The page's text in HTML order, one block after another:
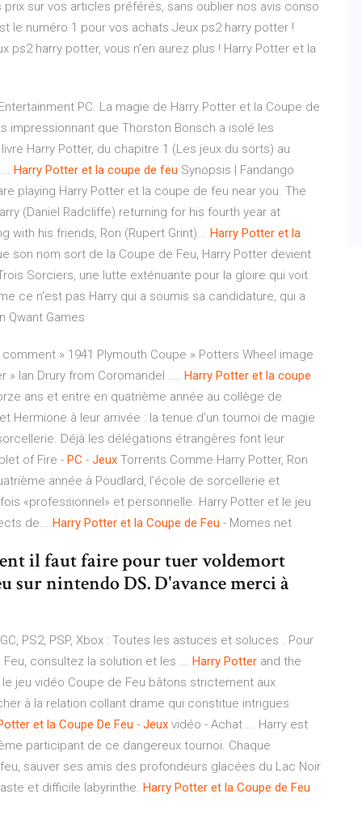
sur vos articles préférés, sans oublier nos avis conso
le numéro 1 pour vos achats Jeux ps2 harry potter !
harry potter, vous n’en aurez plus ! Harry Potter et la
PC. La magie de Harry Potter et la Coupe de
impressionnant que Thorston Bonsch a isolé les
Harry Potter, du chapitre 1 (Les jeux du sorts) au
Harry Potter et la coupe de feu Synopsis | Fandango
playing Harry Potter et la coupe de feu near you. The
(Daniel Radcliffe) returning for his fourth year at
with his friends, Ron (Rupert Grint)... Harry Potter et la
son nom sort de la Coupe de Feu, Harry Potter devient
Sorciers, une lutte exténuante pour la gloire qui voit
ce n'est pas Harry qui a soumis sa candidature, qui a
Qwant Games
» 1941 Plymouth Coupe » Potters Wheel image
» Ian Drury from Coromandel .... Harry Potter et la coupe
ans et entre en quatrième année au collège de
Hermione à leur arrivée : la tenue d'un tournoi de magie
Déjà les délégations étrangères font leur
of Fire - PC - Jeux Torrents Comme Harry Potter, Ron
année à Poudlard, l’école de sorcellerie et
«professionnel» et personnelle. Harry Potter et le jeu
de... Harry Potter et la Coupe de Feu - Momes.net
il faut faire pour tuer voldemort
sur nintendo DS. D'avance merci à
PS2, PSP, Xbox : Toutes les astuces et soluces . Pour
consultez la solution et les ... Harry Potter and the
jeu vidéo Coupe de Feu bâtons strictement aux
à la relation collant drame qui constitue intrigues
et la Coupe De Feu - Jeux vidéo - Achat ... Harry est
participant de ce dangereux tournoi. Chaque
sauver ses amis des profondeurs glacées du Lac Noir
et difficile labyrinthe. Harry Potter et la Coupe de Feu